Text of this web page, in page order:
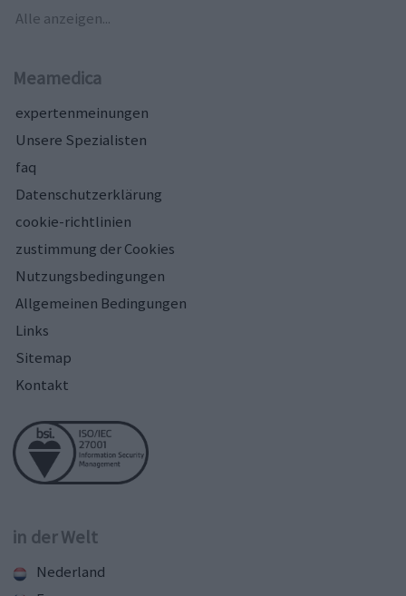
Alle anzeigen...
Meamedica
expertenmeinungen
Unsere Spezialisten
faq
Datenschutzerklärung
cookie-richtlinien
zustimmung der Cookies
Nutzungsbedingungen
Allgemeinen Bedingungen
Links
Sitemap
Kontakt
in der Welt
Nederland